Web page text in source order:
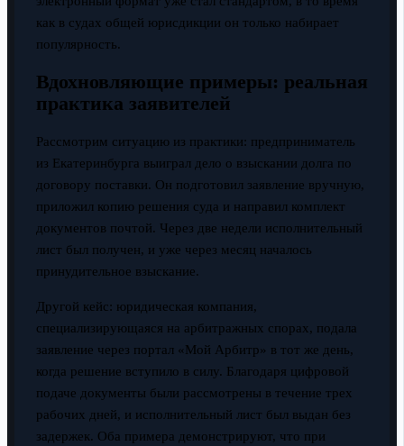
как в судах общей юрисдикции он только набирает
популярность.
Вдохновляющие примеры: реальная
практика заявителей
Рассмотрим ситуацию из практики: предприниматель
из Екатеринбурга выиграл дело о взыскании долга по
договору поставки. Он подготовил заявление вручную,
приложил копию решения суда и направил комплект
документов почтой. Через две недели исполнительный
лист был получен, и уже через месяц началось
принудительное взыскание.
Другой кейс: юридическая компания,
специализирующаяся на арбитражных спорах, подала
заявление через портал «Мой Арбитр» в тот же день,
когда решение вступило в силу. Благодаря цифровой
подаче документы были рассмотрены в течение трех
рабочих дней, и исполнительный лист был выдан без
задержек. Оба примера демонстрируют, что при